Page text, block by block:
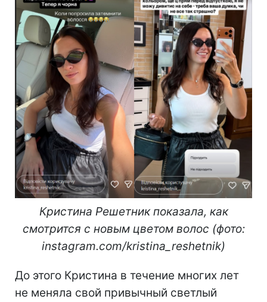
Кристина Решетник показала, как
смотрится с новым цветом волос (фото:
instagram.com/kristina_reshetnik)
До этого Кристина в течение многих лет
не меняла свой привычный светлый